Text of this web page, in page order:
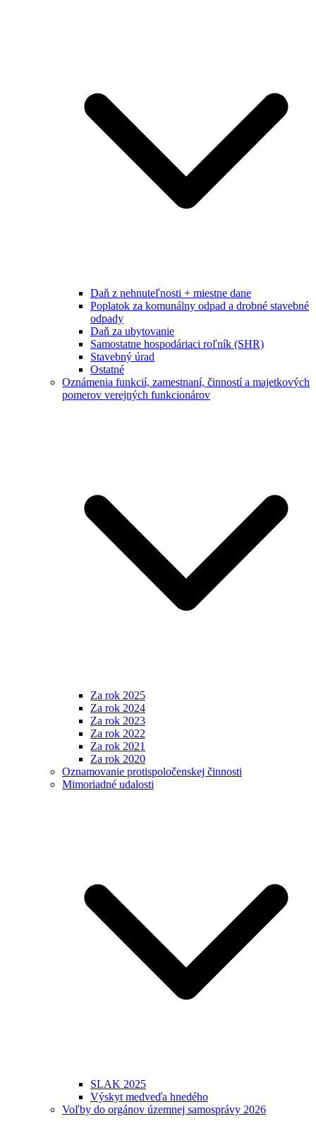
Daň z nehnuteľnosti + miestne dane
Poplatok za komunálny odpad a drobné stavebné
odpady
Daň za ubytovanie
Samostatne hospodáriaci roľník (SHR)
Stavebný úrad
Ostatné
Oznámenia funkcií, zamestnaní, činností a majetkových
pomerov verejných funkcionárov
Za rok 2025
Za rok 2024
Za rok 2023
Za rok 2022
Za rok 2021
Za rok 2020
Oznamovanie protispoločenskej činnosti
Mimoriadné udalosti
SLAK 2025
Výskyt medveďa hnedého
Voľby do orgánov územnej samosprávy 2026